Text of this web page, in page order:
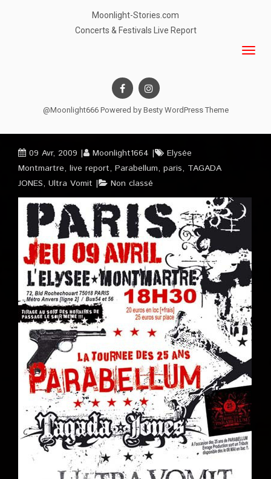
Moonlight-Stories.com
Concerts & Festivals Live Report
@Moonlight666 Powered by Besty WordPress Theme
09 Avr, 2009 Moonlight1664
Elysée
Montmartre, live report, Parabellum, paris, TAGADA
JONES, Ultra Vomit Non classé